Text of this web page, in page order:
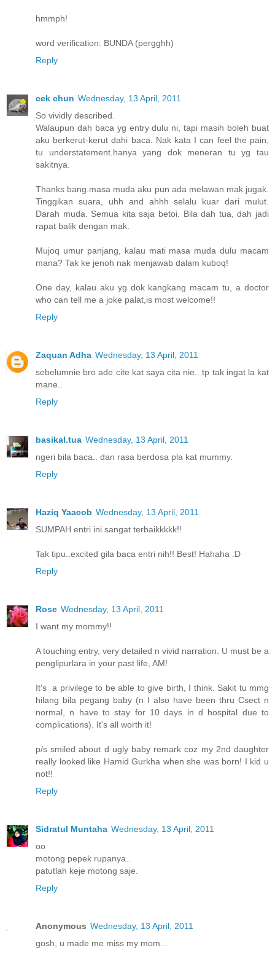
hmmph!
word verification: BUNDA (pergghh)
Reply
cek chun Wednesday, 13 April, 2011
So vividly described.
Walaupun dah baca yg entry dulu ni, tapi masih boleh buat
aku berkerut-kerut dahi baca. Nak kata I can feel the pain,
tu understatement.hanya yang dok meneran tu yg tau
sakitnya.
Thanks bang.masa muda aku pun ada melawan mak jugak.
Tinggikan suara, uhh and ahhh selalu kuar dari mulut.
Darah muda. Semua kita saja betoi. Bila dah tua, dah jadi
rapat balik dengan mak.
Mujoq umur panjang, kalau mati masa muda dulu macam
mana? Tak ke jenoh nak menjawab dalam kuboq!
One day, kalau aku yg dok kangkang macam tu, a doctor
who can tell me a joke palat,is most welcome!!
Reply
Zaquan Adha Wednesday, 13 April, 2011
sebelumnie bro ade cite kat saya cita nie.. tp tak ingat la kat
mane..
Reply
basikal.tua Wednesday, 13 April, 2011
ngeri bila baca.. dan rasa berdosa pla kat mummy.
Reply
Haziq Yaacob Wednesday, 13 April, 2011
SUMPAH entri ini sangat terbaikkkkk!!
Tak tipu..excited gila baca entri nih!! Best! Hahaha :D
Reply
Rose Wednesday, 13 April, 2011
I want my mommy!!
A touching entry, very detailed n vivid narration. U must be a
penglipurlara in your past life, AM!
It's a privilege to be able to give birth, I think. Sakit tu mmg
hilang bila pegang baby (n I also have been thru Csect n
normal, n have to stay for 10 days in d hospital due to
complications). It's all worth it!
p/s smiled about d ugly baby remark coz my 2nd daughter
really looked like Hamid Gurkha when she was born! I kid u
not!!
Reply
Sidratul Muntaha Wednesday, 13 April, 2011
oo
motong pepek rupanya..
patutlah keje motong saje.
Reply
Anonymous Wednesday, 13 April, 2011
gosh, u made me miss my mom...